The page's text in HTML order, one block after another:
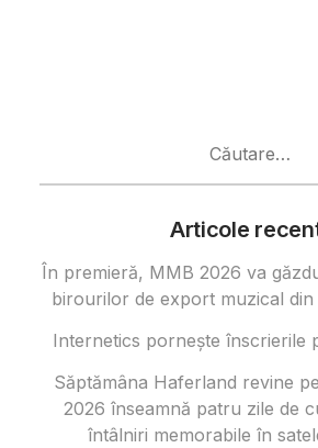
Articole
În premieră, MMB 2026 va
birourilor de export muzical din
Internetics pornește înscrierile
Săptămâna Haferland revine
2026 înseamnă patru zile de
întâlniri memorabile în